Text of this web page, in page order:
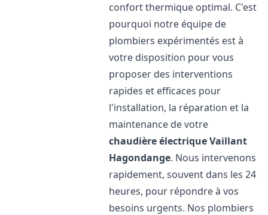
confort thermique optimal. C'est
pourquoi notre équipe de
plombiers expérimentés est à
votre disposition pour vous
proposer des interventions
rapides et efficaces pour
l'installation, la réparation et la
maintenance de votre
chaudière électrique Vaillant
Hagondange. Nous intervenons
rapidement, souvent dans les 24
heures, pour répondre à vos
besoins urgents. Nos plombiers